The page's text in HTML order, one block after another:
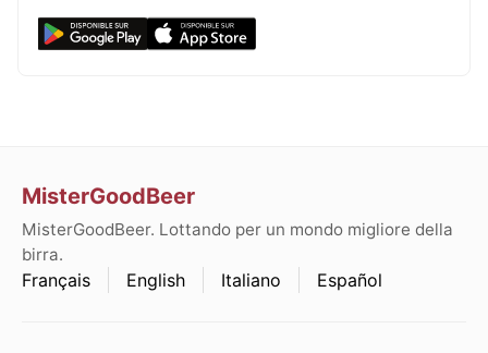
MisterGoodBeer
MisterGoodBeer. Lottando per un mondo migliore della
birra.
Français English Italiano Español